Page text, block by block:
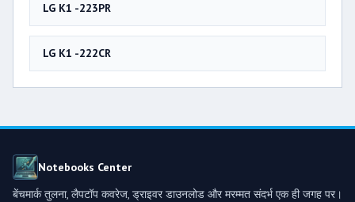
LG K1 -223PR
LG K1 -222CR
Notebooks Center
बेंचमार्क तुलना, लैपटॉप कवरेज, ड्राइवर डाउनलोड और मरम्मत संदर्भ एक ही जगह पर।